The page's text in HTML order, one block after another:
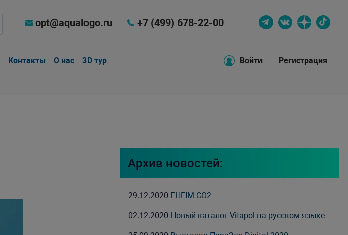
opt@aqualogo.ru +7 (499) 678-22-00
Контакты О нас 3D тур Войти Регистрация
Архив новостей:
29.12.2020 EHEIM CO2
02.12.2020 Новый каталог Vitapol на русском языке